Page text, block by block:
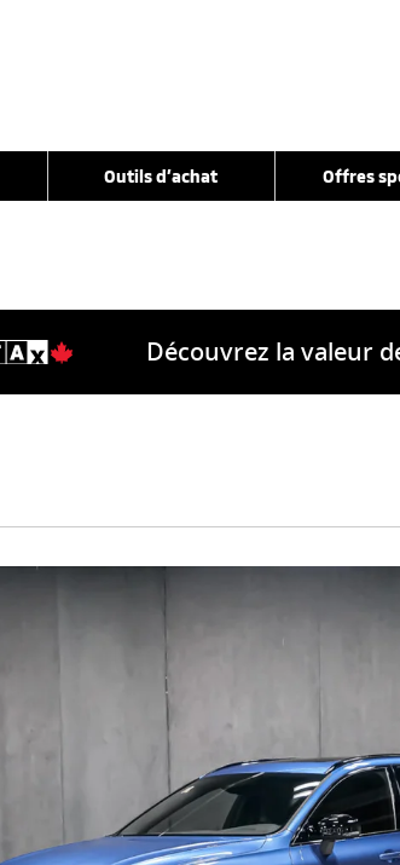
Outils d’achat Offres
Découvrez la valeur